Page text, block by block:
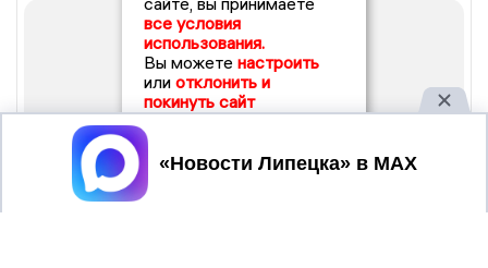
все условия
использования.
Вы можете настроить
или отклонить и
покинуть сайт
Принять